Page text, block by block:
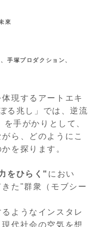
來
塚プロダクション、
現するアートエキ
る兆し」では、逆流
手がかりとして、
ら、どのようにこ
を探ります。
をひらく" におい
た"群衆（モブシー
ようなインスタレ
代社会の空気を想